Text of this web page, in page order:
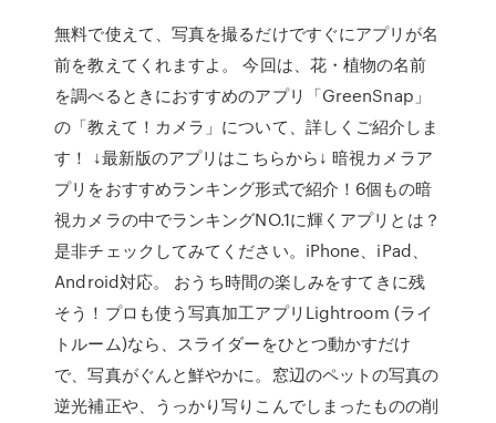
無料で使えて、写真を撮るだけですぐにアプリが名
前を教えてくれますよ。 今回は、花・植物の名前
を調べるときにおすすめのアプリ「GreenSnap」
の「教えて！カメラ」について、詳しくご紹介しま
す！ ↓最新版のアプリはこちらから↓ 暗視カメラア
プリをおすすめランキング形式で紹介！6個もの暗
視カメラの中でランキングNO.1に輝くアプリとは？
是非チェックしてみてください。iPhone、iPad、
Android対応。 おうち時間の楽しみをすてきに残
そう！プロも使う写真加工アプリLightroom (ライ
トルーム)なら、スライダーをひとつ動かすだけ
で、写真がぐんと鮮やかに。窓辺のペットの写真の
逆光補正や、うっかり写りこんでしまったものの削